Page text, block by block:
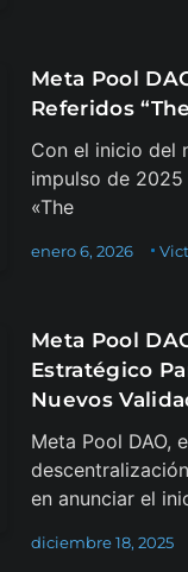
Meta Pool
Referidos
Con el inicio del
impulso de
«The
enero 6, 2026
Meta Pool
Estratégico
Nuevos
Meta Pool DAO,
en anunciar el
diciembre 18, 2025